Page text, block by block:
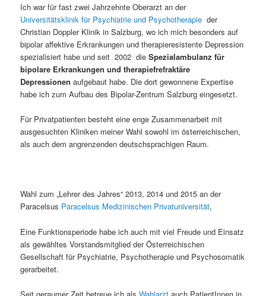
Ich war für fast zwei Jahrzehnte Oberarzt an der
Universitätsklinik für Psychiatrie und Psychotherapieder
Christian Doppler Klinik in Salzburg, wo ich mich besonders auf
bipolar affektive Erkrankungen und therapieresistente Depression
spezialisiert habe und seit 2002 dieSpezialambulanz für
bipolare Erkrankungen und therapiefrefraktäre
Depressionen aufgebaut habe. Die dort gewonnene Expertise
habe ich zum Aufbau des Bipolar-Zentrum Salzburg eingesetzt.
Für Privatpatienten besteht eine enge Zusammenarbeit mit
ausgesuchten Kliniken meiner Wahl sowohl im österreichischen,
als auch dem angrenzenden deutschsprachigen Raum.
Wahl zum „Lehrer des Jahres“ 2013, 2014 und 2015 an der
Paracelsus Paracelsus Medizinischen Privatuniversität,
Eine Funktionsperiode habe ich auch mit viel Freude und Einsatz
als gewähltes Vorstandsmitglied der Österreichischen
Gesellschaft für Psychiatrie, Psychotherapie und Psychosomatik
gerarbeitet.
Seit geraumer Zeit betreue ich alsWahlarztauch PatientInnen in